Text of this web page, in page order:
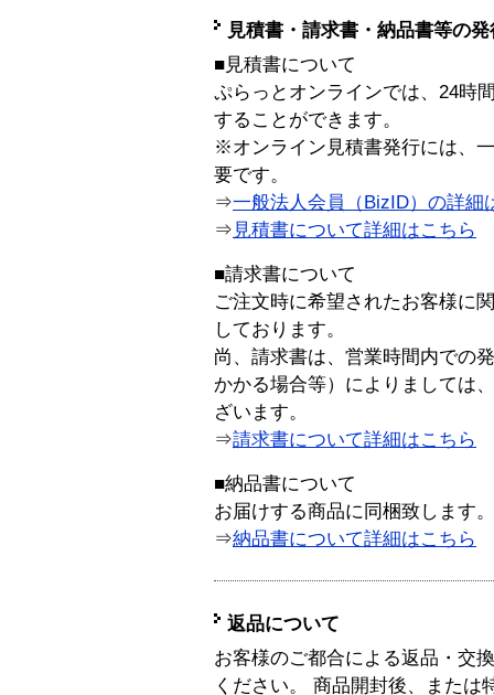
見積書・請求書・納品書等の
■見積書について
ぷらっとオンラインでは、24時
することができます。
※オンライン見積書発行には、
要です。
⇒一般法人会員（BizID）の詳細
⇒ 見積書について詳細はこちら
■請求書について
ご注文時に希望されたお客様に
しております。
尚、請求書は、営業時間内での
かかる場合等）によりましては
ざいます。
⇒請求書について詳細はこちら
■納品書について
お届けする商品に同梱致します。
⇒納品書について詳細はこちら
返品について
お客様のご都合による返品・交
ください。 商品開封後、または